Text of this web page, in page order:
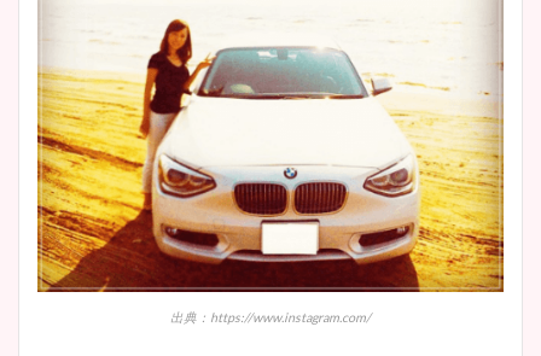
出典：https://www.instagram.com/